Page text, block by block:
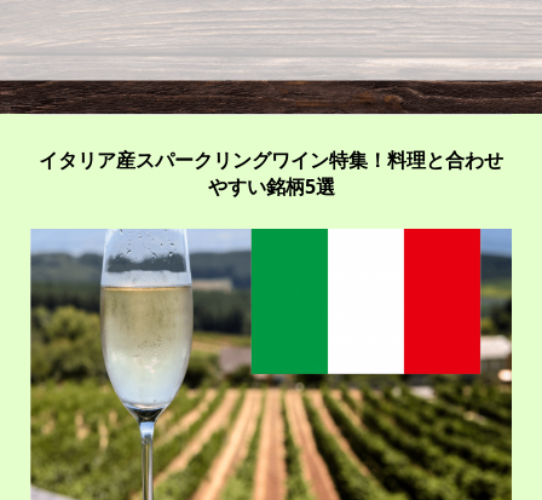
イタリア産スパークリングワイン特集！料理と合わせ
やすい銘柄5選